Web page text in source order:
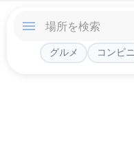
グルメ コンビニ